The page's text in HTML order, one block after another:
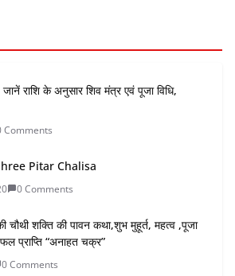
जानें राशि के अनुसार शिव मंत्र एवं पूजा विधि,
Comments
Pitar Chalisa
0 Comments
की चौथी शक्ति की पावन कथा,शुभ मुहूर्त, महत्व ,पूजा
प्राप्ति “अनाहत चक्र”
0 Comments